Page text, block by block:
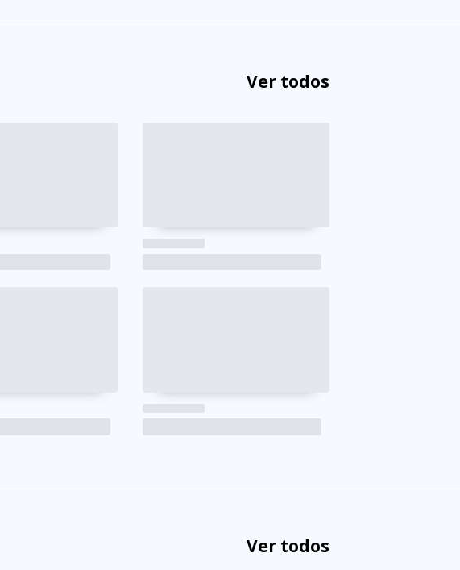
Ver todos
Ver todos